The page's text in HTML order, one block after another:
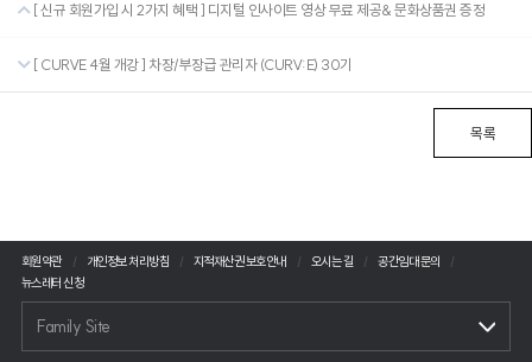
[ 신규 회원가입 시 2가지 혜택 ] 디지털 인사이트 영상 무료 제공& 문화상품권 증정
[ CURVE 4월 개강 ] 차장/부장급 관리자 (CURV:E) 30기
목록
회원약관 개인정보 처리방침 지적재산권 보호안내 오시는 길
공간임대 문의
뉴스레터 신청
Family Site